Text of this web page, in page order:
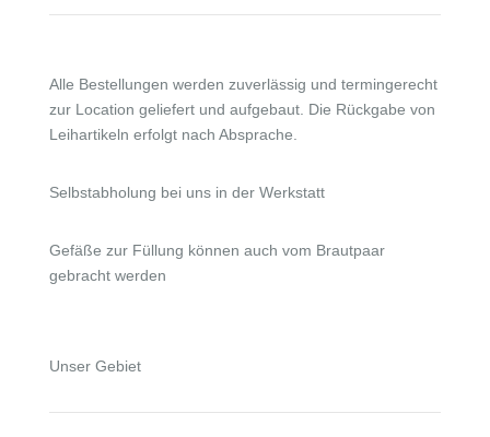
Alle Bestellungen werden zuverlässig und termingerecht
zur Location geliefert und aufgebaut. Die Rückgabe von
Leihartikeln erfolgt nach Absprache.
Selbstabholung bei uns in der Werkstatt
Gefäße zur Füllung können auch vom Brautpaar
gebracht werden
Unser Gebiet